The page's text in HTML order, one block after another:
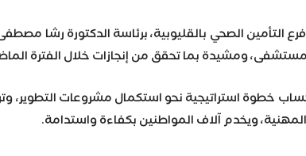
الصحي بالقليوبية، برئاسة الدكتورة رشا
ومشيدة بما تحقق من إنجازات خلال الفترة
خطوة استراتيجية نحو استكمال مشروعات
ويخدم آلاف المواطنين بكفاءة واستدامة.